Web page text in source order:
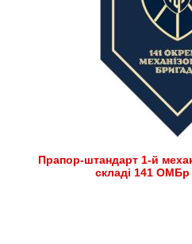
Прапор-штандарт 1-й
складі 141 ОМБр